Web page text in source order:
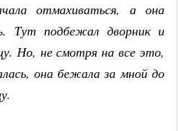
отмахиваться, а она
Тут подбежал дворник и
Но, не смотря на все это,
она бежала за мной до